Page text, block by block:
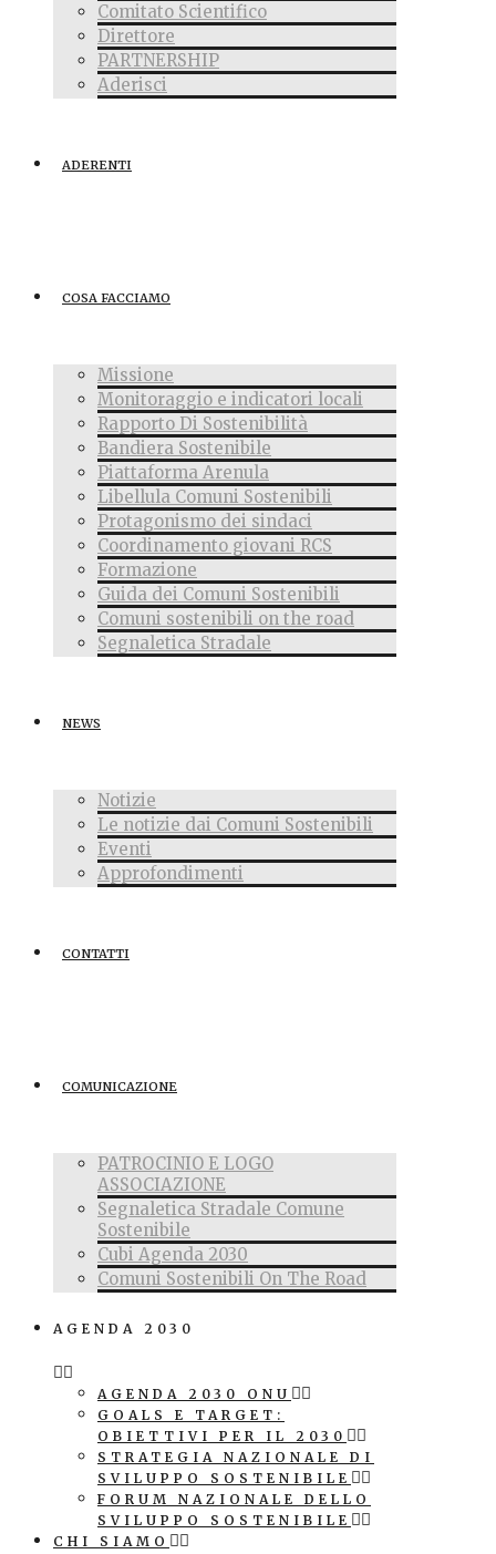
Comitato Scientifico
Direttore
PARTNERSHIP
Aderisci
ADERENTI
COSA FACCIAMO
Missione
Monitoraggio e indicatori locali
Rapporto Di Sostenibilità
Bandiera Sostenibile
Piattaforma Arenula
Libellula Comuni Sostenibili
Protagonismo dei sindaci
Coordinamento giovani RCS
Formazione
Guida dei Comuni Sostenibili
Comuni sostenibili on the road
Segnaletica Stradale
NEWS
Notizie
Le notizie dai Comuni Sostenibili
Eventi
Approfondimenti
CONTATTI
COMUNICAZIONE
PATROCINIO E LOGO
ASSOCIAZIONE
Segnaletica Stradale Comune
Sostenibile
Cubi Agenda 2030
Comuni Sostenibili On The Road
AGENDA 2030
AGENDA 2030 ONU
GOALS E TARGET:
OBIETTIVI PER IL 2030
STRATEGIA NAZIONALE DI
SVILUPPO SOSTENIBILE
FORUM NAZIONALE DELLO
SVILUPPO SOSTENIBILE
CHI SIAMO